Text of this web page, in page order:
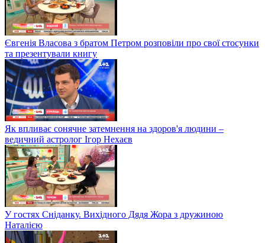
Євгенія Власова з братом Петром розповіли про свої стосунки
та презентували книгу
Як впливає сонячне затемнення на здоров'я людини –
ведичний астролог Ігор Нехаєв
У гостях Сніданку. Вихідного Дядя Жора з дружиною
Наталією